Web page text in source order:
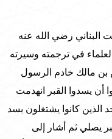
البناني رضي الله عنه
في ترجمته وسيرته
بن مالك خادم الرسول
أن يسدوا القبر انهدمت
الذين كانوا يشتغلون بسد
يصلي ثم أشار إلى